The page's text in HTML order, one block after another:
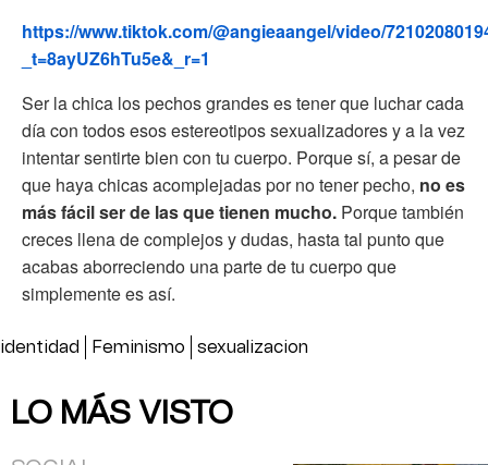
https://www.tiktok.com/@angieaangel/video/
_t=8ayUZ6hTu5e&_r=1
Ser la chica los pechos grandes es tener que luchar cada
día con todos esos estereotipos sexualizadores y a la vez
intentar sentirte bien con tu cuerpo. Porque sí, a pesar de
que haya chicas acomplejadas por no tener pecho, no es
más fácil ser de las que tienen mucho. Porque también
creces llena de complejos y dudas, hasta tal punto que
acabas aborreciendo una parte de tu cuerpo que
simplemente es así.
identidad Feminismo sexualizacion
LO MÁS VISTO